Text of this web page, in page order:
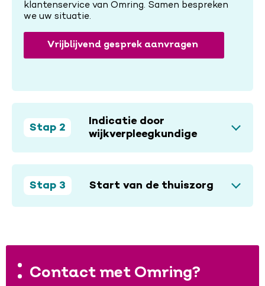
klantenservice van Omring. Samen bespreken
we uw situatie.
Vrijblijvend gesprek aanvragen
Stap 2
Indicatie door
wijkverpleegkundige
Stap 3 Start van de thuiszorg
Contact met Omring?